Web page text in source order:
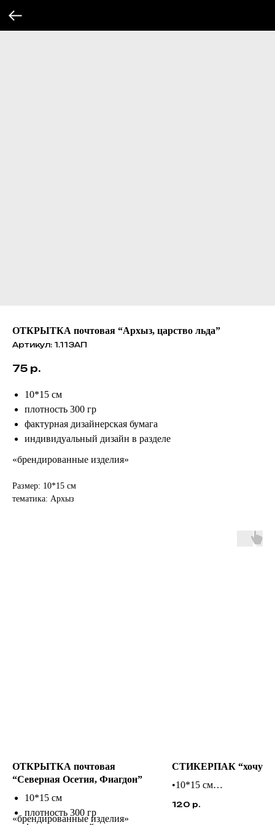
ОТКРЫТКА почтовая “Архыз, царство льда”
Артикул: 1.113АП
75 р.
10*15 см
плотность 300 гр
фактурная дизайнерская бумага
индивидуальный дизайн в разделе
«брендированные изделия»
Размер: 10*15 см
тематика: Архыз
ОТКРЫТКА почтовая
“Северная Осетия, Фиагдон”
10*15 см
плотность 300 гр
«брендированные изделия»
СТИКЕРПАК “хочу в
•10*15 см
•виниловый
120 р.